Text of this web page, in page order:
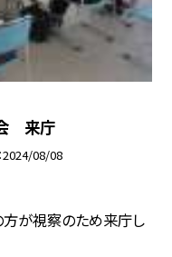
会 来庁
2024/08/08
方が視察のため来庁し